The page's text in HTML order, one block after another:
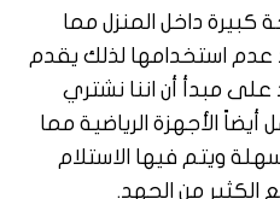
كبيرة داخل المنزل مما
عدم استخدامها لذلك يقدم
مبدأ أن اننا نشتري
الأجهزة الرياضية مما
ويتم فيها الاستلام
الكثير من الجهد.